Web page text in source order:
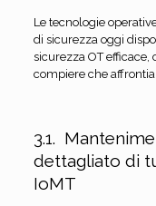
Le tecnologie
di sicurezza oggi
sicurezza OT efficace,
compiere che
3.1.
dettagliato di
IoMT